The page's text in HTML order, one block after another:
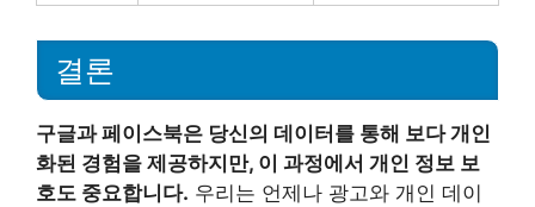
결론
구글과 페이스북은 당신의 데이터를 통해 보다 개인
화된 경험을 제공하지만, 이 과정에서 개인 정보 보
호도 중요합니다. 우리는 언제나 광고와 개인 데이